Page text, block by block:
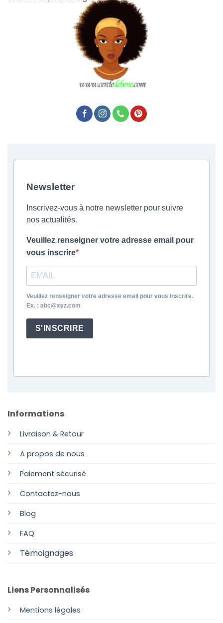
Informations
Livraison & Retour
A propos de nous
Paiement sécurisé
Contactez-nous
Blog
FAQ
Témoignages
Liens Personnalisés
Mentions légales
Newsletter
Inscrivez-vous à notre newsletter pour suivre
nos actualités.
Veuillez renseigner votre adresse email pour
vous inscrire
Veuillez renseigner votre adresse email pour vous inscrire.
Ex. : abc@xyz.com
S'INSCRIRE